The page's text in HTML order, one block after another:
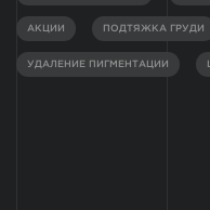
АКЦИИ ПОДТЯЖКА ГРУДИ
УДАЛЕНИЕ ПИГМЕНТАЦИИ